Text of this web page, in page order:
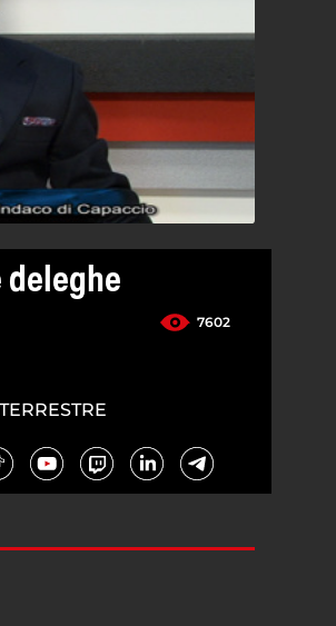
deleghe
7602